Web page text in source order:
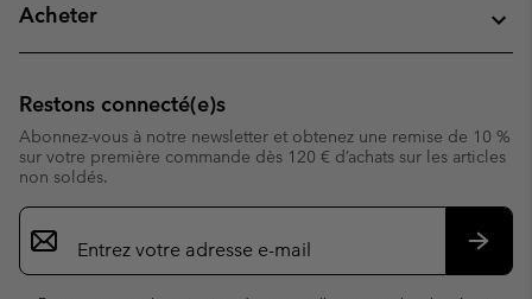
Acheter
Restons connecté(e)s
Abonnez-vous à notre newsletter et obtenez une remise de 10 %
sur votre première commande dès 120 € d’achats sur les articles
non soldés.
Inscription
par
e-